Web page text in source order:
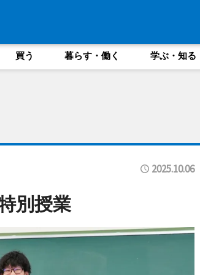
買う 暮らす・働く 学ぶ・知る
2025.10.06
別授業